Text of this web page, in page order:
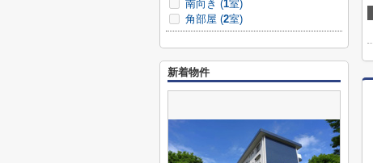
南向き (1室)
角部屋 (2室)
新着物件